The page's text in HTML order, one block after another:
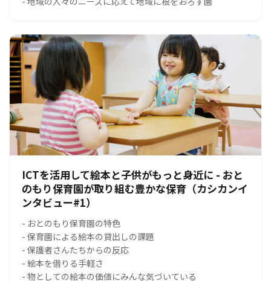
ICTを活用して絵本と子供がもっと身近に - おと
のもり保育園が取り組む豊かな保育（カシカンイ
ンタビュー#1）
- おとのもり保育園の特色
- 保育園による絵本の貸出しの課題
- 保護者さんたちからの反応
- 絵本を借りる手軽さ
- 物としての絵本の価値にみんな気づいている